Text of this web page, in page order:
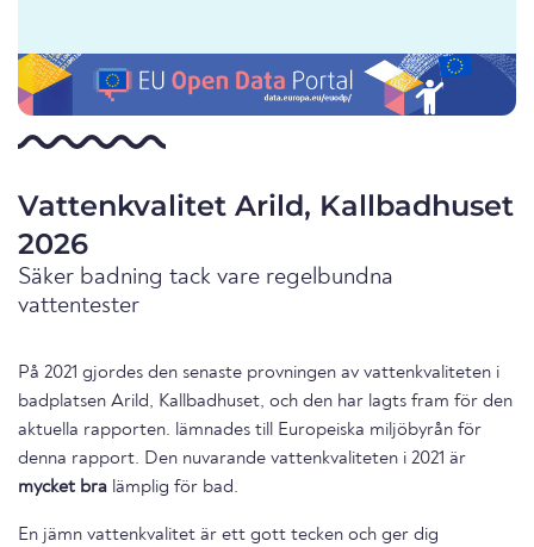
Vattenkvalitet Arild, Kallbadhuset
2026
Säker badning tack vare regelbundna
vattentester
På 2021 gjordes den senaste provningen av vattenkvaliteten i
badplatsen Arild, Kallbadhuset, och den har lagts fram för den
aktuella rapporten. lämnades till Europeiska miljöbyrån för
denna rapport. Den nuvarande vattenkvaliteten i 2021 är
mycket bra lämplig för bad.
En jämn vattenkvalitet är ett gott tecken och ger dig